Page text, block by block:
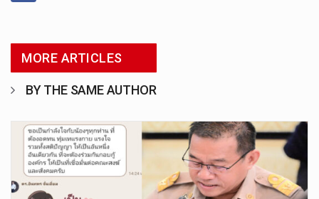
MORE ARTICLES
BY THE SAME AUTHOR